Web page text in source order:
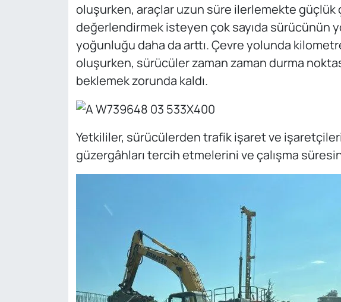
oluşurken, araçlar uzun süre ilerlemekte
değerlendirmek isteyen çok sayıda sürücünün
yoğunluğu daha da arttı. Çevre yolunda
oluşurken, sürücüler zaman zaman durma
beklemek zorunda kaldı.
Yetkililer, sürücülerden trafik işaret ve
güzergâhları tercih etmelerini ve çalışma